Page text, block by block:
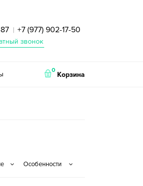
| +7 (977) 902-17-50
звонок
0
Корзина